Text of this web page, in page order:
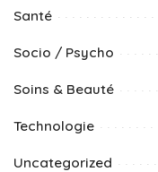
Santé
Socio / Psycho
Soins & Beauté
Technologie
Uncategorized